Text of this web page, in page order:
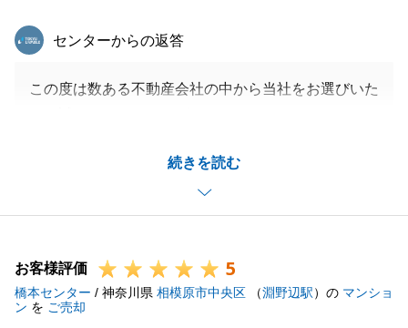
続きを読む
東急リバブル
センターからの返答
この度は数ある不動産会社の中から当社をお選びいた
ますが、折角お選びいただいたからには精一杯頑張ろ
うと思っていたところ、非常に良い買主様にも恵まれ
ご契約に進めたので本当に良かったと思います。
産のことで何かございましたらまずはお気軽にご連絡
いただけますと幸いでございます。
改めまして今回は当社をお選びいただき誠にありがと
お客様評価 5
橋本センター / 神奈川県 相模原市中央区 （淵野辺駅）の マンショ
ン を ご売却